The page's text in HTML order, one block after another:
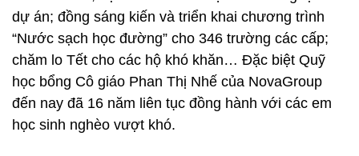
dự án; đồng sáng kiến và triển khai chương trình
“Nước sạch học đường” cho 346 trường các cấp;
chăm lo Tết cho các hộ khó khăn… Đặc biệt Quỹ
học bổng Cô giáo Phan Thị Nhế của NovaGroup
đến nay đã 16 năm liên tục đồng hành với các em
học sinh nghèo vượt khó.